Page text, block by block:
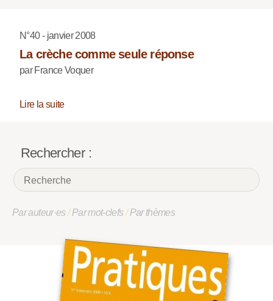
N°40 - janvier 2008
La crèche comme seule réponse
par France Voquer
Lire la suite
Rechercher :
Par auteur·es/Par mot-clefs/Par thèmes